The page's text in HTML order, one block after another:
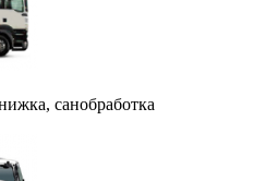
санобработка